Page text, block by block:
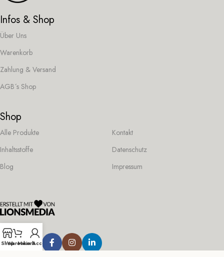
Infos & Shop
Über Uns
Warenkorb
Zahlung & Versand
AGB´s Shop
Shop
Alle Produkte
Inhaltsstoffe
Blog
Kontakt
Datenschutz
Impressum
Folge uns:
ShopWarenkorb
Mein Account